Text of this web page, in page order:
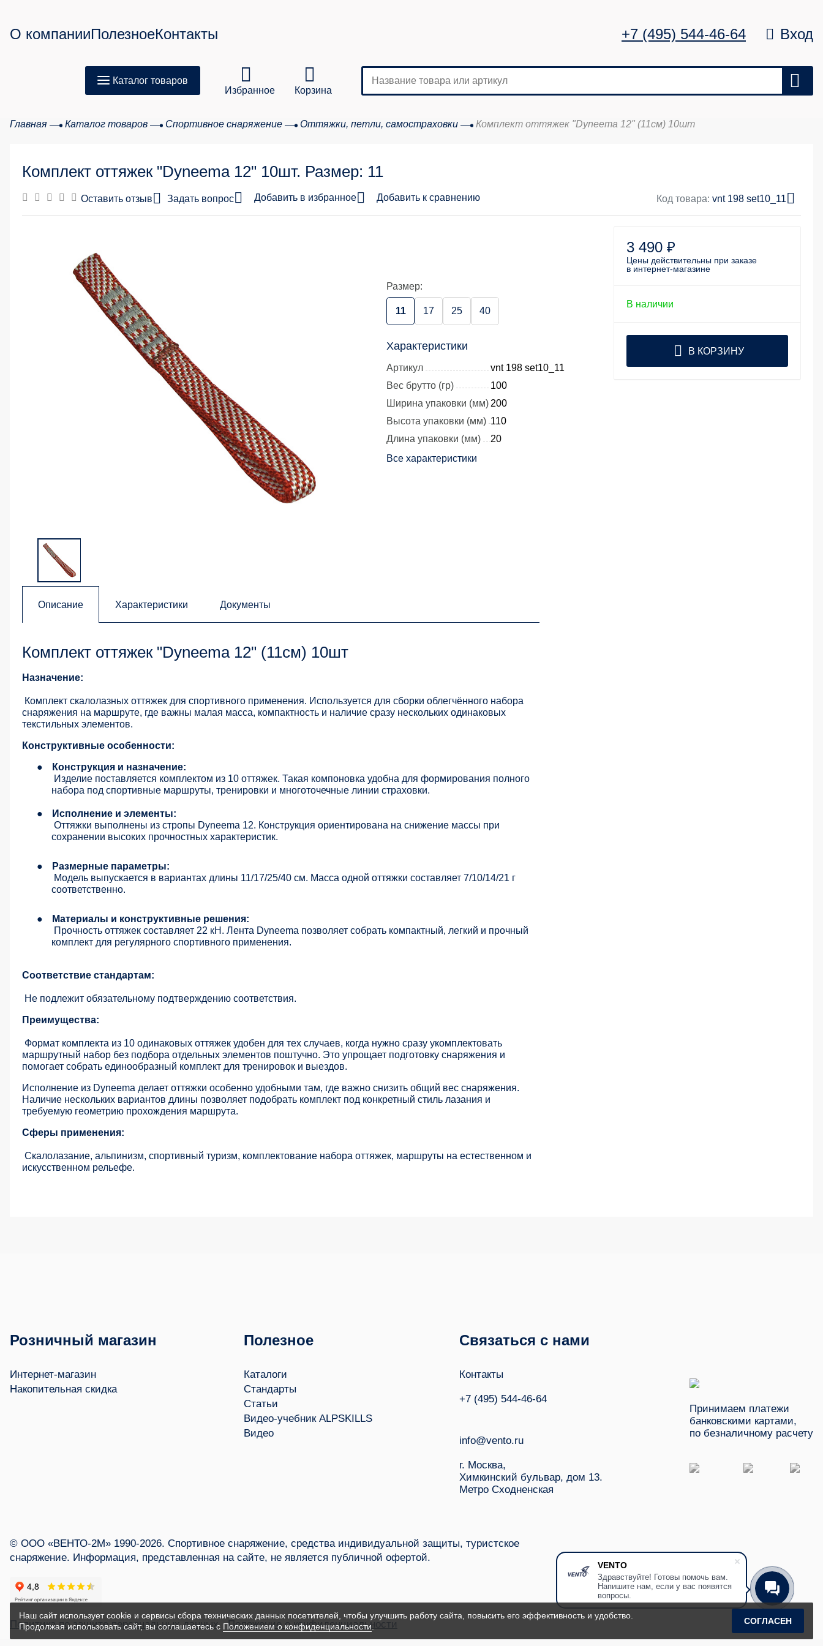
VENTO
Здравствуйте! Готовы помочь вам.
Напишите нам, если у вас появятся
вопросы.
О компанииПолезноеКонтакты +7 (495) 544-46-64 Вход
Каталог товаров
Избранное
Корзина
Главная Каталог товаров Спортивное снаряжение Оттяжки, петли, самостраховки Комплект оттяжек "Dyneema 12" (11см) 10шт
Комплект оттяжек "Dyneema 12" 10шт. Размер: 11
Оставить отзыв Задать вопрос Добавить в избранное Добавить к сравнению Код товара: vnt 198 set10_11
Размер:
11 17 25 40
Характеристики
Артикул
vnt 198 set10_11
Вес брутто (гр)
100
Ширина упаковки (мм) 200
Высота упаковки (мм) 110
Длина упаковки (мм)
20
Все характеристики
3 490 ₽
Цены действительны при заказе
в интернет-магазине
В наличии
В КОРЗИНУ
Описание Характеристики Документы
Комплект оттяжек "Dyneema 12" (11см) 10шт
Назначение:
Комплект скалолазных оттяжек для спортивного применения. Используется для сборки облегчённого набора
снаряжения на маршруте, где важны малая масса, компактность и наличие сразу нескольких одинаковых
текстильных элементов.
Конструктивные особенности:
●
Конструкция и назначение:
Изделие поставляется комплектом из 10 оттяжек. Такая компоновка удобна для формирования полного
набора под спортивные маршруты, тренировки и многоточечные линии страховки.
●
Исполнение и элементы:
Оттяжки выполнены из стропы Dyneema 12. Конструкция ориентирована на снижение массы при
сохранении высоких прочностных характеристик.
●
Размерные параметры:
Модель выпускается в вариантах длины 11/17/25/40 см. Масса одной оттяжки составляет 7/10/14/21 г
соответственно.
●
Материалы и конструктивные решения:
Прочность оттяжек составляет 22 кН. Лента Dyneema позволяет собрать компактный, легкий и прочный
комплект для регулярного спортивного применения.
Соответствие стандартам:
Не подлежит обязательному подтверждению соответствия.
Преимущества:
Формат комплекта из 10 одинаковых оттяжек удобен для тех случаев, когда нужно сразу укомплектовать
маршрутный набор без подбора отдельных элементов поштучно. Это упрощает подготовку снаряжения и
помогает собрать единообразный комплект для тренировок и выездов.
Исполнение из Dyneema делает оттяжки особенно удобными там, где важно снизить общий вес снаряжения.
Наличие нескольких вариантов длины позволяет подобрать комплект под конкретный стиль лазания и
требуемую геометрию прохождения маршрута.
Сферы применения:
Скалолазание, альпинизм, спортивный туризм, комплектование набора оттяжек, маршруты на естественном и
искусственном рельефе.
Розничный магазин
Интернет-магазин
Накопительная скидка
Полезное
Каталоги
Стандарты
Статьи
Видео-учебник ALPSKILLS
Видео
Связаться с нами
Контакты
+7 (495) 544-46-64
info@vento.ru
г. Москва,
Химкинский бульвар, дом 13.
Метро Сходненская
Принимаем платежи
банковскими картами,
по безналичному расчету
© ООО «ВЕНТО-2М» 1990-2026. Спортивное снаряжение, средства индивидуальной защиты, туристское
снаряжение. Информация, представленная на сайте, не является публичной офертой.
Политика по защите персональных данных Положение о конфиденциальности
Наш сайт использует cookie и сервисы сбора технических данных посетителей, чтобы улучшить работу сайта, повысить его эффективность и удобство.
Продолжая использовать сайт, вы соглашаетесь с Положением о конфиденциальности.
СОГЛАСЕН